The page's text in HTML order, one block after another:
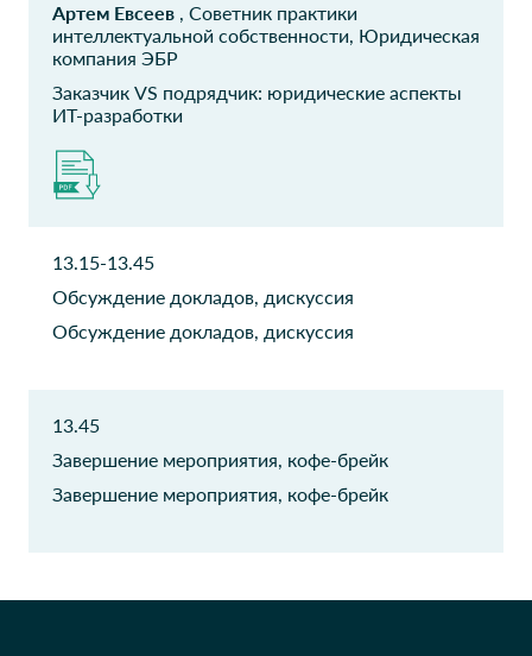
Европейская
Электротехника
ИТ директор
Директор Департамента
ООО Питстоп
Руководитель ИТ отдела
Группа ПАО ММК
менеджер
АО НЕВСКАЯ
Монитор Электрик
Комус
операционный
руководитель
Комус
Бизнес технолог
руководитель ИТ-отдела обозреватель
Артем Евсеев , Советник практики
интеллектуальной собственности, Юридическая
компания ЭБР
Заказчик VS подрядчик: юридические аспекты
ИТ-разработки
13.15-13.45
Обсуждение докладов, дискуссия
Обсуждение докладов, дискуссия
13.45
Завершение мероприятия, кофе-брейк
Завершение мероприятия, кофе-брейк